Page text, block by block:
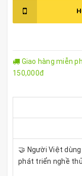
Giao hàng miễn
150,000đ
🤝 Người Việt
phát triển nghề